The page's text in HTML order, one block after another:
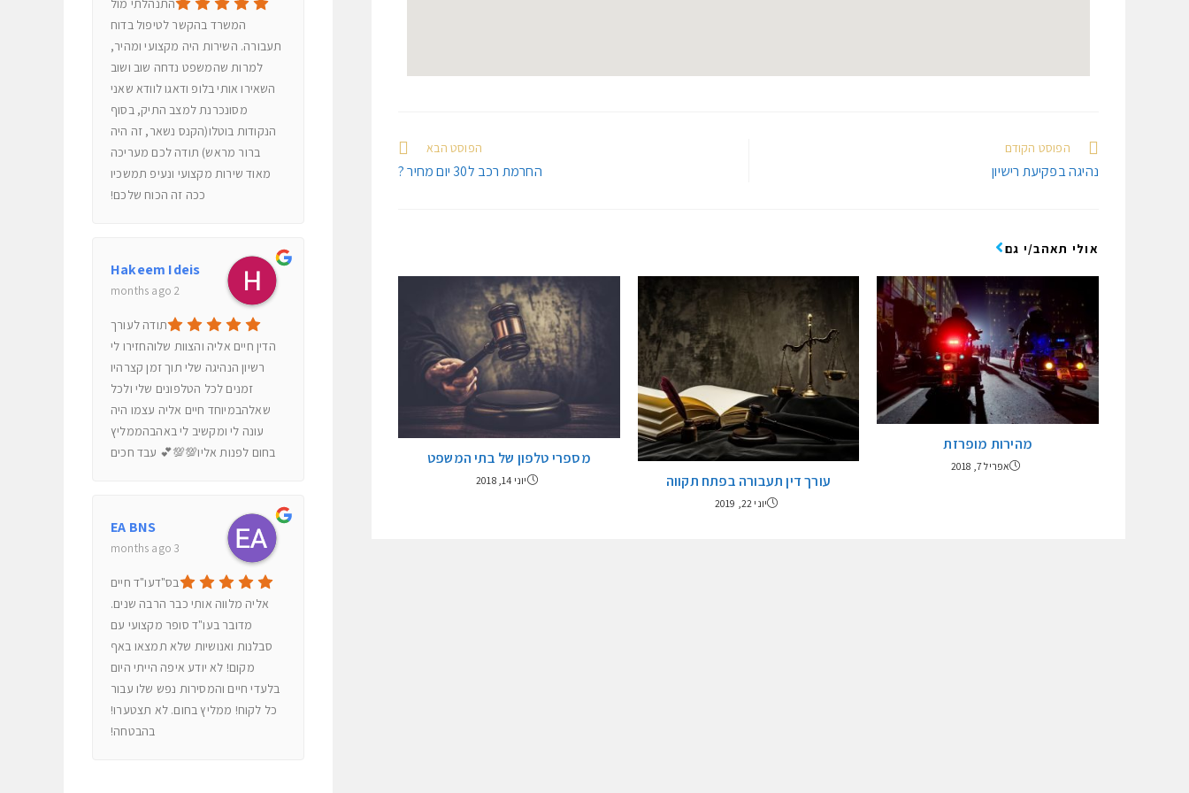
הפוסט הקודם
נהיגה בפקיעת רישיון
הפוסט הבא
החרמת רכב ל30 יום מחיר ?
אולי תאהב/י גם
מספרי טלפון של בתי המשפט
יוני 14, 2018 עורך דין תעבורה בפתח תקווה
יוני 22, 2019
מהירות מופרזת
אפריל 7, 2018
התנהלתי מול
המשרד בהקשר לטיפול בדוח
תעבורה. השירות היה מקצועי ומהיר,
למרות שהמשפט נדחה שוב ושוב
השאירו אותי בלופ ודאגו לוודא שאני
מסונכרנת למצב התיק, בסוף
הנקודות בוטלו(הקנס נשאר, זה היה
ברור מראש) תודה לכם מעריכה
מאוד שירות מקצועי ונעיפ תמשכיו
ככה זה הכוח שלכם!
Hakeem Ideis
2 months ago
תודה לעורך
הדין חיים אליה והצוות שלוהחזירו לי
רשיון הנהיגה שלי תוך זמן קצרהיו
זמנים לכל הטלפונים שלי ולכל
שאלהבמיוחד חיים אליה עצמו היה
עונה לי ומקשיב לי באהבהממליץ
בחום לפנות אליו💯💯💕 עבד חכים
EA BNS
3 months ago
בס"דעו"ד חיים
אליה מלווה אותי כבר הרבה שנים.
מדובר בעו"ד סופר מקצועי עם
סבלנות ואנושיות שלא תמצאו באף
מקום! לא יודע איפה הייתי היום
בלעדי חיים והמסירות נפש שלו עבור
כל לקוח! ממליץ בחום. לא תצטערו!
בהבטחה!